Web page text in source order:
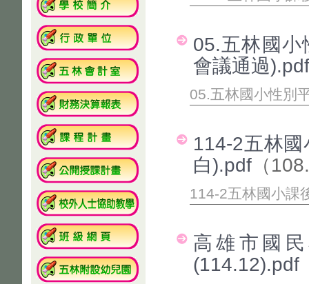
05.五林國小
會議通過).pdf
05.五林國小性別
114-2五林
白).pdf （
114-2五林國小課
高雄市國
(114.12).pdf